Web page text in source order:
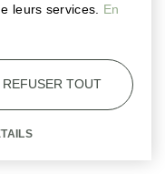
leurs services.
En
REFUSER TOUT